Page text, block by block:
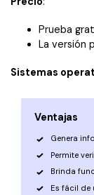
Prueba
La versión
Sistemas
Ventajas
Genera
Permite
Brinda
Es fácil de